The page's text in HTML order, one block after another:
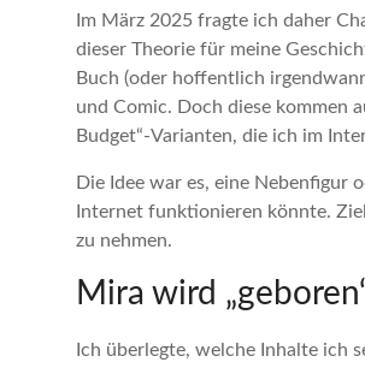
Im März 2025 fragte ich daher
dieser Theorie für meine
Buch (oder hoffentlich
und Comic. Doch diese kommen
Budget“-Varianten, die ich im
Die Idee war es, eine Nebenfigur
Internet funktionieren könnte.
zu nehmen.
Mira wird
Ich überlegte, welche Inhalte ich